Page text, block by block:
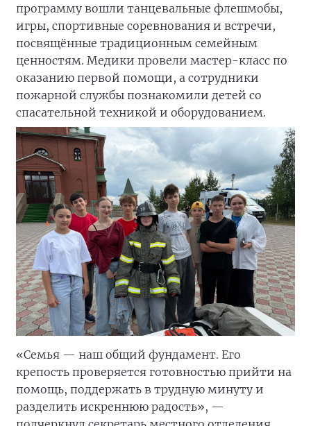
программу вошли танцевальные флешмобы,
игры, спортивные соревнования и встречи,
посвящённые традиционным семейным
ценностям. Медики провели мастер-класс по
оказанию первой помощи, а сотрудники
пожарной службы познакомили детей со
спасательной техникой и оборудованием.
«Семья — наш общий фундамент. Его
крепость проверяется готовностью прийти на
помощь, поддержать в трудную минуту и
разделить искреннюю радость», —